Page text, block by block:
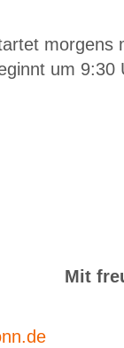
morgens
um 9:30
Mit